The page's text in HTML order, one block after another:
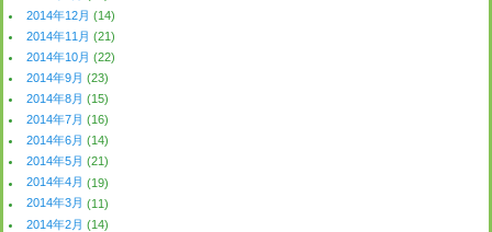
2014年12月 (14)
2014年11月 (21)
2014年10月 (22)
2014年9月 (23)
2014年8月 (15)
2014年7月 (16)
2014年6月 (14)
2014年5月 (21)
2014年4月 (19)
2014年3月 (11)
2014年2月 (14)